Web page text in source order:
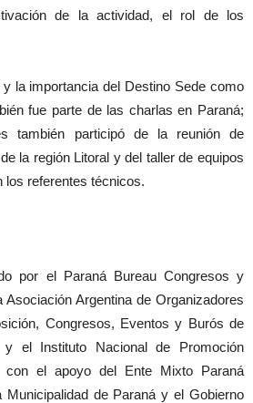
de la actividad, el rol de los
la importancia del Destino Sede como
fue parte de las charlas en Paraná;
también participó de la reunión de
la región Litoral y del taller de equipos
los referentes técnicos.
por el Paraná Bureau Congresos y
Argentina de Organizadores
Congresos, Eventos y Burós de
y el Instituto Nacional de Promoción
con el apoyo del Ente Mixto Paraná
Municipalidad de Paraná y el Gobierno